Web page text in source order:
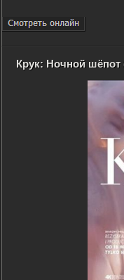
Крук: Ночной шёпот